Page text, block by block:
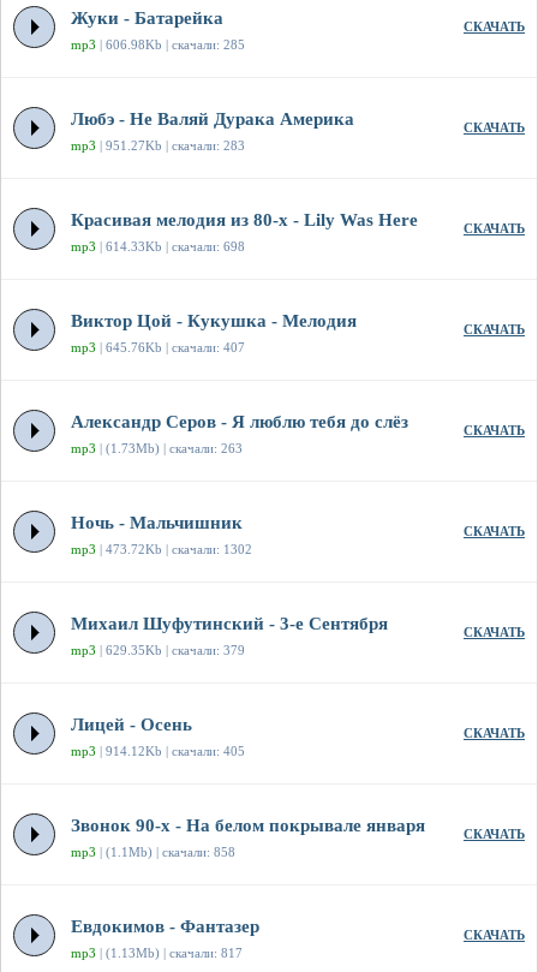
Жуки - Батарейка
mp3 | 606.98Kb | скачали: 285
СКАЧАТЬ
Любэ - Не Валяй Дурака Америка
mp3 | 951.27Kb | скачали: 283
СКАЧАТЬ
Красивая мелодия из 80-х - Lily Was Here
mp3 | 614.33Kb | скачали: 698
СКАЧАТЬ
Виктор Цой - Кукушка - Мелодия
mp3 | 645.76Kb | скачали: 407
СКАЧАТЬ
Александр Серов - Я люблю тебя до слёз
mp3 | (1.73Mb) | скачали: 263
СКАЧАТЬ
Ночь - Мальчишник
mp3 | 473.72Kb | скачали: 1302
СКАЧАТЬ
Михаил Шуфутинский - 3-е Сентября
mp3 | 629.35Kb | скачали: 379
СКАЧАТЬ
Лицей - Осень
mp3 | 914.12Kb | скачали: 405
СКАЧАТЬ
Звонок 90-х - На белом покрывале января
mp3 | (1.1Mb) | скачали: 858
СКАЧАТЬ
Евдокимов - Фантазер
mp3 | (1.13Mb) | скачали: 817
СКАЧАТЬ